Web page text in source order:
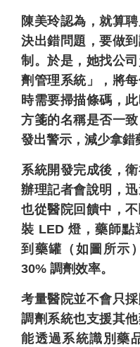
陳美玲認為，就算
決出錯問題，要做
制。於是，她找公
劑管理系統」，將
時需要掃描條碼，
方箋的名稱是否一
發出警示，減少拿錯
系統開發完成後，
辦理記者會說明，
也從醫院回饋中，
裝 LED 燈，藥師點
到藥罐（如圖所示
30% 調劑效率。
考量醫院並不會只
調劑系統也支援其
能透過系統識別藥